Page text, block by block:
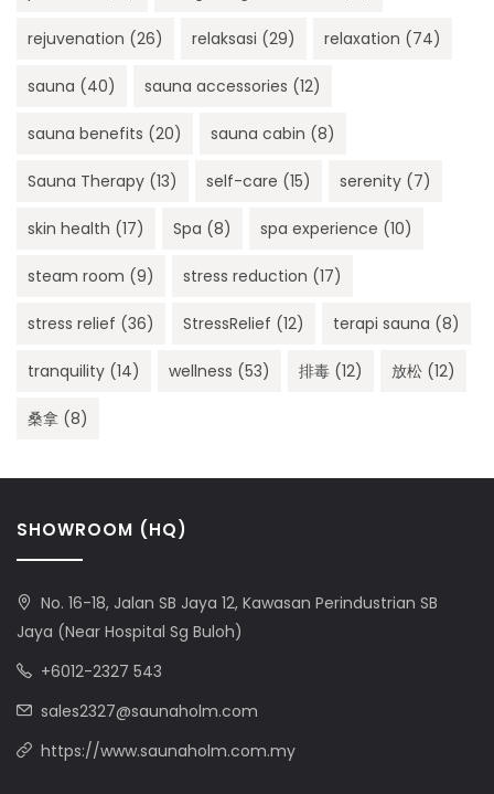
rejuvenation (26) relaksasi (29) relaxation (74)
sauna (40) sauna accessories (12)
sauna benefits (20) sauna cabin (8)
Sauna Therapy (13) self-care (15) serenity (7)
skin health (17) Spa (8) spa experience (10)
steam room (9) stress reduction (17)
stress relief (36) StressRelief (12) terapi sauna (8)
tranquility (14) wellness (53) 排毒 (12) 放松 (12)
桑拿 (8)
SHOWROOM (HQ)
No. 16-18, Jalan SB Jaya 12, Kawasan Perindustrian SB
Jaya (Near Hospital Sg Buloh)
+6012-2327 543
sales2327@saunaholm.com
https://www.saunaholm.com.my